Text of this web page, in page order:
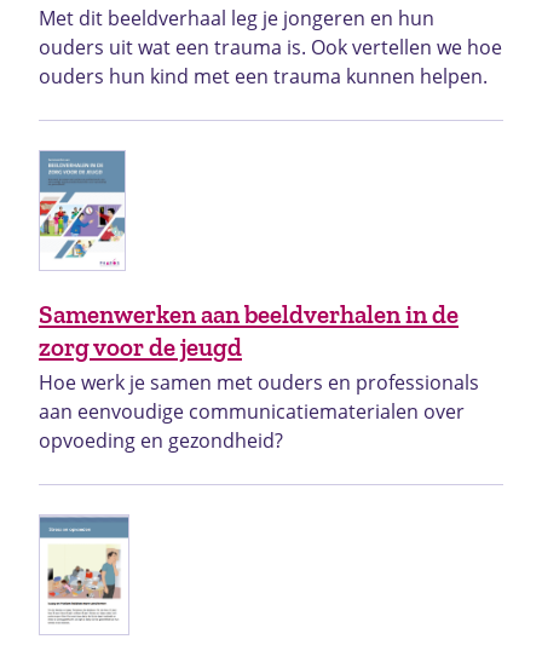
Met dit beeldverhaal leg je jongeren en hun
ouders uit wat een trauma is. Ook vertellen we hoe
ouders hun kind met een trauma kunnen helpen.
Samenwerken aan beeldverhalen in de
zorg voor de jeugd
Hoe werk je samen met ouders en professionals
aan eenvoudige communicatiematerialen over
opvoeding en gezondheid?